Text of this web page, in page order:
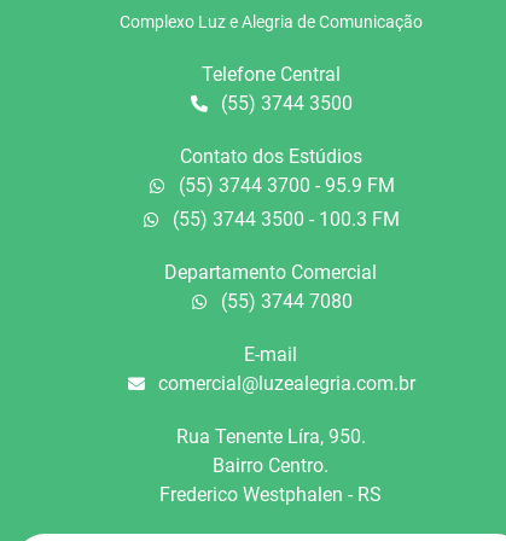
Complexo Luz e Alegria de Comunicação
Telefone Central
(55) 3744 3500
Contato dos Estúdios
(55) 3744 3700 - 95.9 FM
(55) 3744 3500 - 100.3 FM
Departamento Comercial
(55) 3744 7080
E-mail
comercial@luzealegria.com.br
Rua Tenente Líra, 950.
Bairro Centro.
Frederico Westphalen - RS